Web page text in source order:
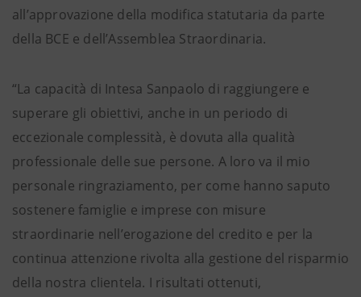
all’approvazione della modifica statutaria da parte
della BCE e dell’Assemblea Straordinaria.
“La capacità di Intesa Sanpaolo di raggiungere e
superare gli obiettivi, anche in un periodo di
eccezionale complessità, è dovuta alla qualità
professionale delle sue persone. A loro va il mio
personale ringraziamento, per come hanno saputo
sostenere famiglie e imprese con misure
straordinarie nell’erogazione del credito e per la
continua attenzione rivolta alla gestione del risparmio
della nostra clientela. I risultati ottenuti,